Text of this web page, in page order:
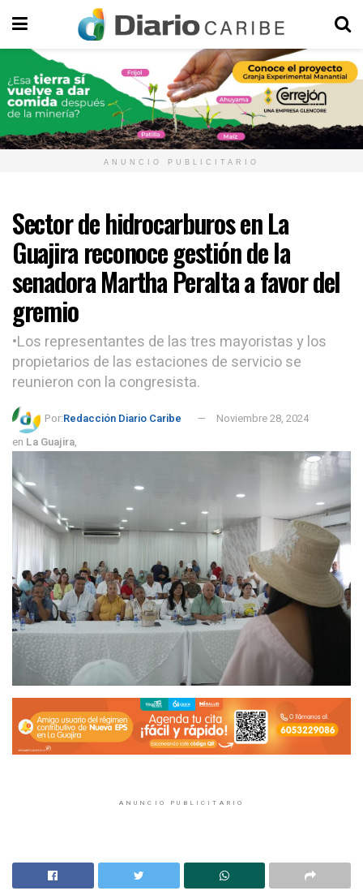
ANUNCIO PUBLICITARIO
Sector de hidrocarburos en La
Guajira reconoce gestión de la
senadora Martha Peralta a favor del
gremio
•Los representantes de las tres mayoristas y los
propietarios de las estaciones de servicio se
reunieron con la congresista.
Por:Redacción Diario Caribe
Noviembre 28, 2024
en La Guajira,
ANUNCIO PUBLICITARIO